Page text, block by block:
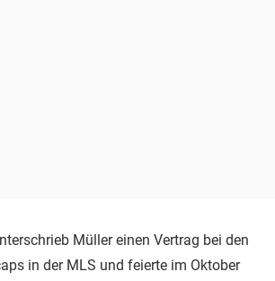
Müller einen Vertrag bei den
in der MLS und feierte im Oktober